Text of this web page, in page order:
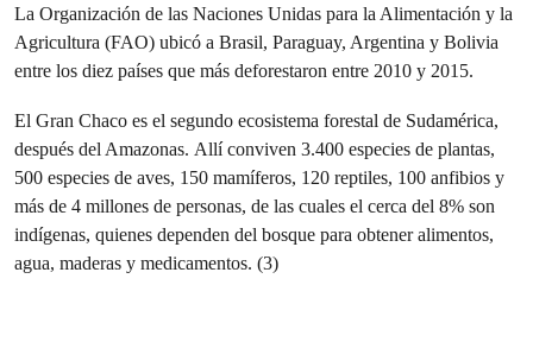
La Organización de las Naciones Unidas para la Alimentación y la
Agricultura (FAO) ubicó a Brasil, Paraguay, Argentina y Bolivia
entre los diez países que más deforestaron entre 2010 y 2015.
El Gran Chaco es el segundo ecosistema forestal de Sudamérica,
después del Amazonas. Allí conviven 3.400 especies de plantas,
500 especies de aves, 150 mamíferos, 120 reptiles, 100 anfibios y
más de 4 millones de personas, de las cuales el cerca del 8% son
indígenas, quienes dependen del bosque para obtener alimentos,
agua, maderas y medicamentos. (3)